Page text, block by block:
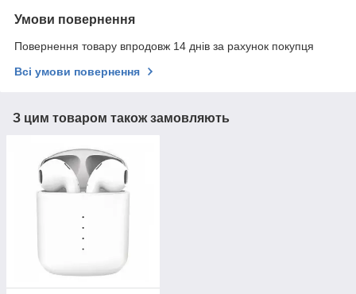
Умови повернення
Повернення товару впродовж 14 днів за рахунок покупця
Всі умови повернення
З цим товаром також замовляють